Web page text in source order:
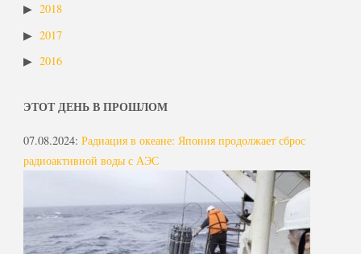
2018
2017
2016
ЭТОТ ДЕНЬ В ПРОШЛОМ
07.08.2024: Радиация в океане: Япония продолжает сброс
радиоактивной воды с АЭС